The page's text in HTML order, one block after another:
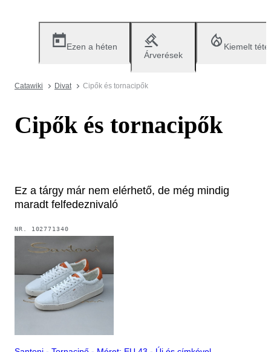
Ezen a héten
Árverések
Kiemelt
Catawiki Divat Cipők és tornacipők
Cipők és tornacipők
Ez a tárgy már nem elérhető, de még mindig
maradt felfedeznivaló
NR. 102771340